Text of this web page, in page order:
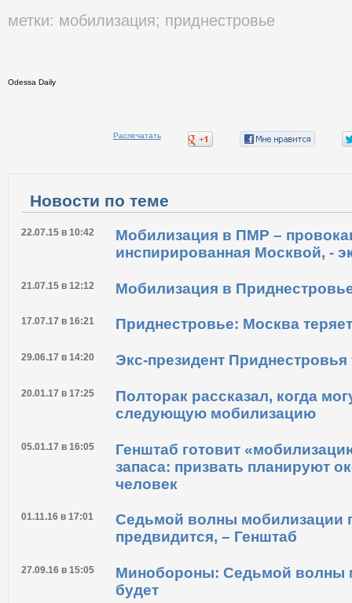
метки: мобилизация; приднестровье
Odessa Daily
Распечатать
Новости по теме
22.07.15 в 10:42
Мобилизация в ПМР –
инспирированная Москвой, -
21.07.15 в 12:12 Мобилизация в
17.07.17 в 16:21 Приднестровье: Москва
29.06.17 в 14:20 Экс-президент
20.01.17 в 17:25
Полторак рассказал, когда
следующую мобилизацию
05.01.17 в 16:05
Генштаб готовит
запаса: призвать планируют
человек
01.11.16 в 17:01
Седьмой волны мобилизации
предвидится, – Генштаб
27.09.16 в 15:05
Минобороны: Седьмой волны
будет